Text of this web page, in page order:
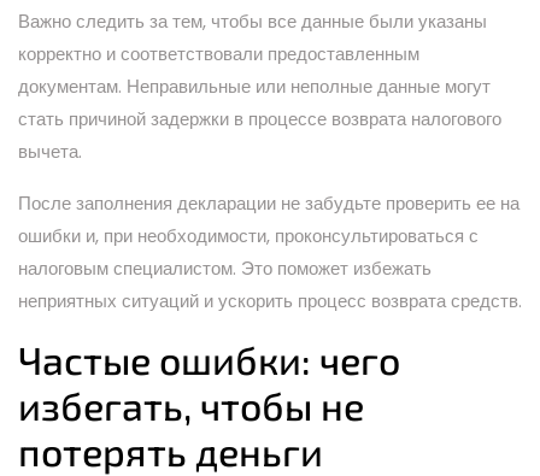
Важно следить за тем, чтобы все данные были указаны
корректно и соответствовали предоставленным
документам. Неправильные или неполные данные могут
стать причиной задержки в процессе возврата налогового
вычета.
После заполнения декларации не забудьте проверить ее на
ошибки и, при необходимости, проконсультироваться с
налоговым специалистом. Это поможет избежать
неприятных ситуаций и ускорить процесс возврата средств.
Частые ошибки: чего
избегать, чтобы не
потерять деньги